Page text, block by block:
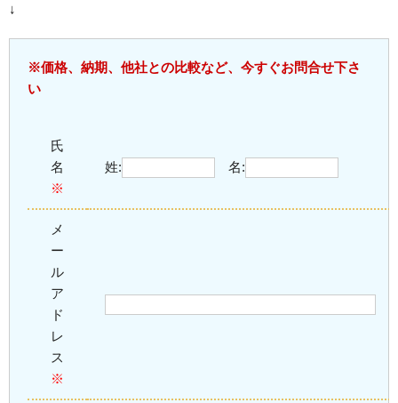
↓
※価格、納期、他社との比較など、今すぐお問合せ下さ
い
氏
名
※
姓: 名:
メ
ー
ル
ア
ド
レ
ス
※